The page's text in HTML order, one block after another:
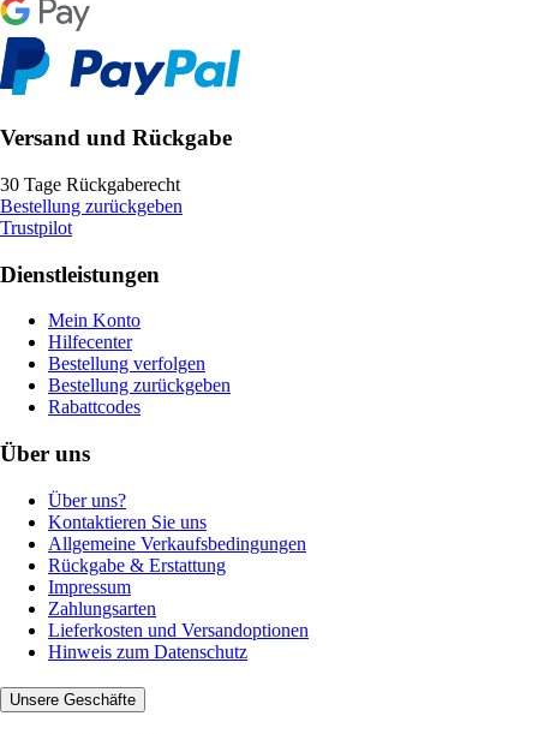
Versand und Rückgabe
30 Tage Rückgaberecht
Bestellung zurückgeben
Trustpilot
Dienstleistungen
Mein Konto
Hilfecenter
Bestellung verfolgen
Bestellung zurückgeben
Rabattcodes
Über uns
Über uns?
Kontaktieren Sie uns
Allgemeine Verkaufsbedingungen
Rückgabe & Erstattung
Impressum
Zahlungsarten
Lieferkosten und Versandoptionen
Hinweis zum Datenschutz
Unsere Geschäfte